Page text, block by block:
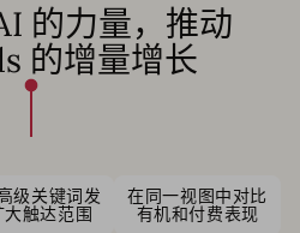
的力量，推动
的增量增长
级关键词发
大触达范围
在同一视图中对比
有机和付费表现